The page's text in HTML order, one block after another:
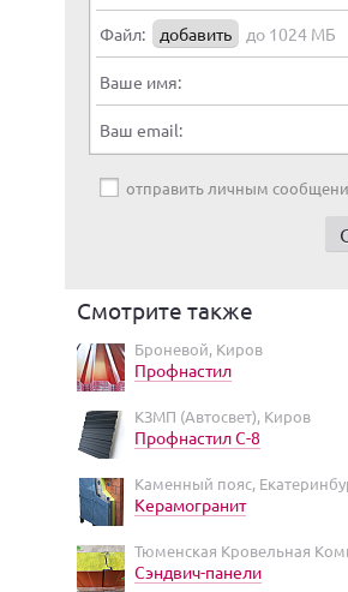
Файл: добавить до 1024 МБ
Ваше имя:
Ваш email:
отправить личным
Смотрите также
Броневой, Киров
Профнастил
КЗМП (Автосвет), Киров
Профнастил С-8
Каменный пояс,
Керамогранит
Тюменская Кровельная
Сэндвич-панели